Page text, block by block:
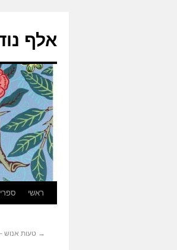
אלף
ראשי
→ טעות אנוש